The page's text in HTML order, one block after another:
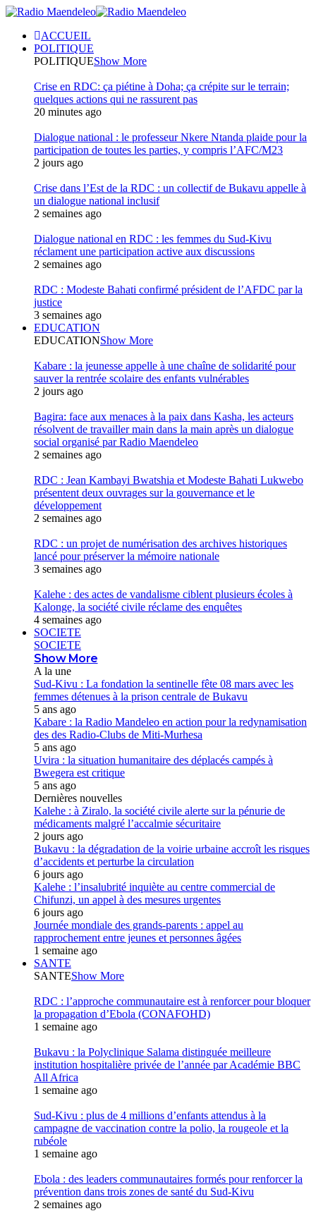
ACCUEIL
POLITIQUE
POLITIQUEShow More
Crise en RDC: ça piétine à Doha; ça crépite sur le terrain;
quelques actions qui ne rassurent pas
20 minutes ago
Dialogue national : le professeur Nkere Ntanda plaide pour la
participation de toutes les parties, y compris l’AFC/M23
2 jours ago
Crise dans l’Est de la RDC : un collectif de Bukavu appelle à
un dialogue national inclusif
2 semaines ago
Dialogue national en RDC : les femmes du Sud-Kivu
réclament une participation active aux discussions
2 semaines ago
RDC : Modeste Bahati confirmé président de l’AFDC par la
justice
3 semaines ago
EDUCATION
EDUCATIONShow More
Kabare : la jeunesse appelle à une chaîne de solidarité pour
sauver la rentrée scolaire des enfants vulnérables
2 jours ago
Bagira: face aux menaces à la paix dans Kasha, les acteurs
résolvent de travailler main dans la main après un dialogue
social organisé par Radio Maendeleo
2 semaines ago
RDC : Jean Kambayi Bwatshia et Modeste Bahati Lukwebo
présentent deux ouvrages sur la gouvernance et le
développement
2 semaines ago
RDC : un projet de numérisation des archives historiques
lancé pour préserver la mémoire nationale
3 semaines ago
Kalehe : des actes de vandalisme ciblent plusieurs écoles à
Kalonge, la société civile réclame des enquêtes
4 semaines ago
SOCIETE
SOCIETE
Show More
A la une
Sud-Kivu : La fondation la sentinelle fête 08 mars avec les
femmes détenues à la prison centrale de Bukavu
5 ans ago
Kabare : la Radio Mandeleo en action pour la redynamisation
des des Radio-Clubs de Miti-Murhesa
5 ans ago
Uvira : la situation humanitaire des déplacés campés à
Bwegera est critique
5 ans ago
Dernières nouvelles
Kalehe : à Ziralo, la société civile alerte sur la pénurie de
médicaments malgré l’accalmie sécuritaire
2 jours ago
Bukavu : la dégradation de la voirie urbaine accroît les risques
d’accidents et perturbe la circulation
6 jours ago
Kalehe : l’insalubrité inquiète au centre commercial de
Chifunzi, un appel à des mesures urgentes
6 jours ago
Journée mondiale des grands-parents : appel au
rapprochement entre jeunes et personnes âgées
1 semaine ago
SANTE
SANTEShow More
RDC : l’approche communautaire est à renforcer pour bloquer
la propagation d’Ebola (CONAFOHD)
1 semaine ago
Bukavu : la Polyclinique Salama distinguée meilleure
institution hospitalière privée de l’année par Académie BBC
All Africa
1 semaine ago
Sud-Kivu : plus de 4 millions d’enfants attendus à la
campagne de vaccination contre la polio, la rougeole et la
rubéole
1 semaine ago
Ebola : des leaders communautaires formés pour renforcer la
prévention dans trois zones de santé du Sud-Kivu
2 semaines ago